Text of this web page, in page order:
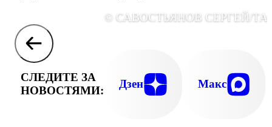
© САВОСТЬЯНОВ СЕРГЕЙ/
СЛЕДИТЕ ЗА
НОВОСТЯМИ:
Дзен Макс